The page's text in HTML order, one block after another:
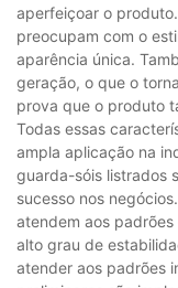
aperfeiçoar o
preocupam com o
aparência única.
geração, o que o
prova que o produto
Todas essas
ampla aplicação na
guarda-sóis listrados
sucesso nos
atendem aos
alto grau de
atender aos padrões